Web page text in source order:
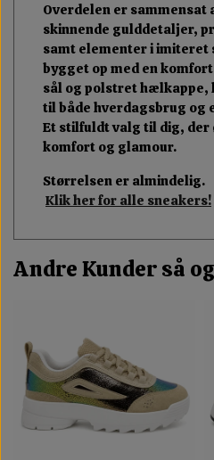
Overdelen er
skinnende gulddetaljer,
samt elementer i imiteret
bygget op med en
sål og polstret hælkappe,
til både hverdagsbrug og
Et stilfuldt valg til dig, der
komfort og glamour.
Størrelsen er almindelig.
Klik her for alle sneakers!
Andre Kunder så